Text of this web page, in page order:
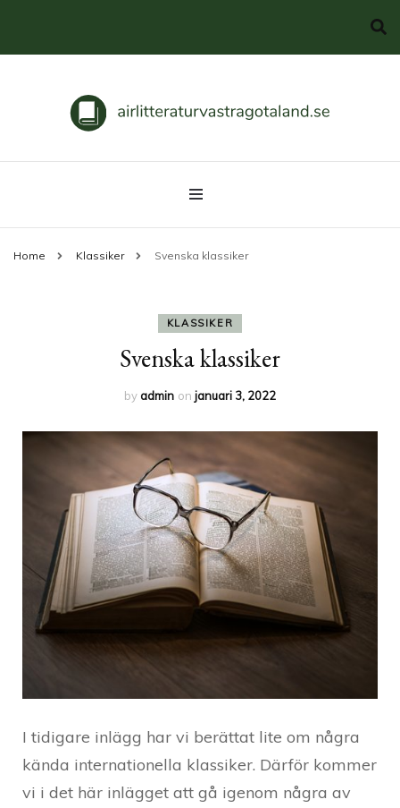
airlitteraturvastragotaland.se
Svenska klassiker
Home Klassiker Svenska klassiker
KLASSIKER
Svenska klassiker
byadmin on januari 3, 2022
I tidigare inlägg har vi berättat lite om några
kända internationella klassiker. Därför kommer
vi i det här inlägget att gå igenom några av